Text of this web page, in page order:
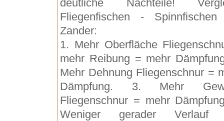
deutliche Nachteile!
Fliegenfischen -
Zander:
1. Mehr Oberfläche
mehr Reibung = mehr
Mehr Dehnung Fliegenschnur =
Dämpfung. 3. Mehr
Fliegenschnur = mehr
Weniger gerader Verlauf